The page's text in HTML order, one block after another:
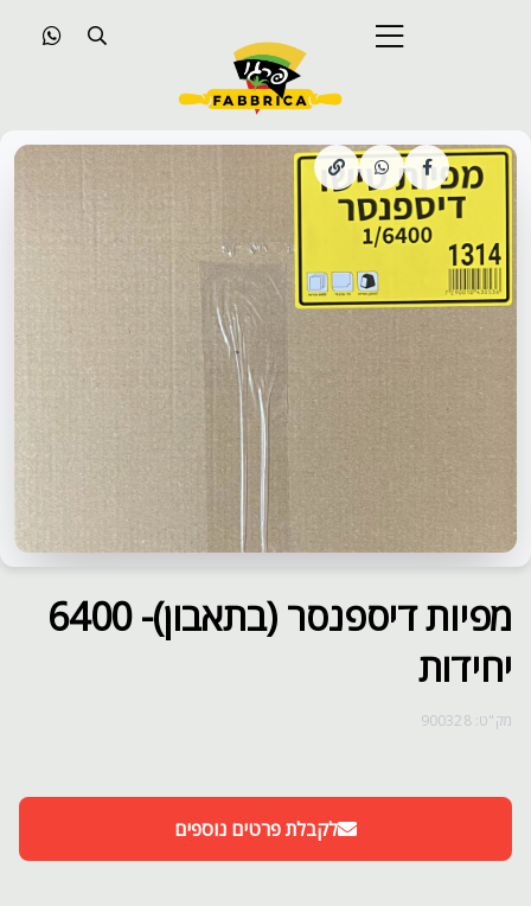
מפיות דיספנסר (בתאבון)- 6400
יחידות
מק"ט: 900328
לקבלת פרטים נוספים